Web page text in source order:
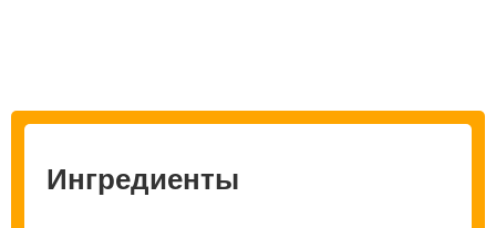
Ингредиенты